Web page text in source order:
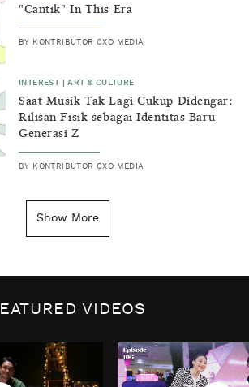
"Cantik" In This Era
BY KONTRIBUTOR CXO MEDIA
INTEREST |ART & CULTURE
Saat Musik Tak Lagi Cukup Didengar:
Rilisan Fisik sebagai Identitas Baru
Generasi Z
BY KONTRIBUTOR CXO MEDIA
Kenapa Tahun Baru Ditandai pada
Biaya Tersembunyi dari Insecurity
KONTRIBUTOR CXO MEDIA
INTEREST|HOME
Show More
VIDEOS